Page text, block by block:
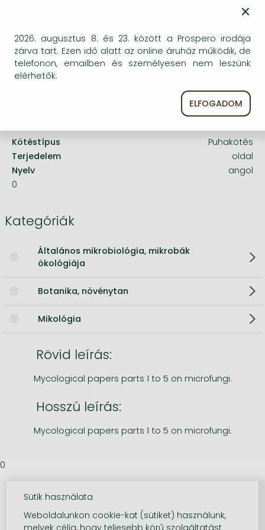
One-Punch Man manga
A termék adatai:
1972. január 1.
Kötéstípus
Puhakötés
Terjedelem
oldal
Nyelv
angol
0
Kategóriák
Általános mikrobiológia, mikrobák
ökológiája
Botanika, növénytan
Mikológia
Rövid leírás:
Mycological papers parts 1 to 5 on microfungi.
Hosszú leírás:
Mycological papers parts 1 to 5 on microfungi.
0
×
2026. augusztus 8. és 23. között a Prospero irodája
zárva tart. Ezen idő alatt az online áruház működik, de
telefonon, emailben és személyesen nem leszünk
elérhetők.
ELFOGADOM
Sütik használata
Weboldalunkon cookie-kat (sütiket) használunk,
melyek célja, hogy teljesebb körű szolgáltatást